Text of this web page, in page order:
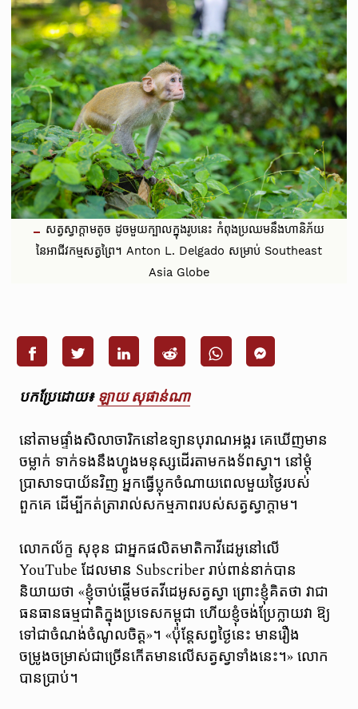
សត្វស្វាក្ដាមតូច ដូចមួយក្បាលក្នុងរូបនេះ កំពុងប្រឈមនឹងហានិភ័យ
នៃអាជីវកម្មសត្វព្រៃ។ Anton L. Delgado សម្រាប់ Southeast
Asia Globe
បកប្រែដោយ៖ឡាយ សុផាន់ណា
នៅតាមផ្ទាំងសិលាចារិកនៅឧទ្យានបុរាណអង្គរ គេឃើញមាន
ចម្លាក់ ទាក់ទងនឹងហ្វូងមនុស្សដើរតាមកងទ័ពស្វា។ នៅម្តុំ
ប្រាសាទបាយ័នវិញ អ្នកធ្វើប្លុកចំណាយពេលមួយថ្ងៃរបស់
ពួកគេ ដើម្បីកត់ត្រារាល់សកម្មភាពរបស់សត្វស្វាក្តាម។
លោកល័ក្ខ សុខុន ជាអ្នកផលិតមាតិកាវីដេអូ​នៅលើ
YouTube ដែលមាន Subscriber រាប់​ពាន់​នាក់បាន
និយាយថា «ខ្ញុំចាប់ផ្តើមថតវីដេអូសត្វស្វា ព្រោះ​ខ្ញុំ​គិតថា វា​ជា​
ធនធាន​ធម្មជាតិ​ក្នុង​ប្រទេស​កម្ពុជា ហើយ​ខ្ញុំ​ចង់​ប្រែក្លាយ​វា ឱ្យ​
ទៅ​ជា​ចំណង់​ចំណូល​ចិត្ត»។​ «ប៉ុន្តែ​សព្វ​ថ្ងៃ​នេះ មានរឿង
ចម្រូងចម្រាស់ជាច្រើនកើតមានលើសត្វស្វាទាំងនេះ។» លោក
បានប្រាប់។